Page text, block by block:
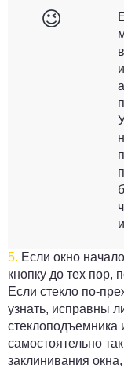
😉
5. Если окно
кнопку до тех пор,
Если стекло по-
узнать, исправны
стеклоподъемника
самостоятельно
заклинивания окна,